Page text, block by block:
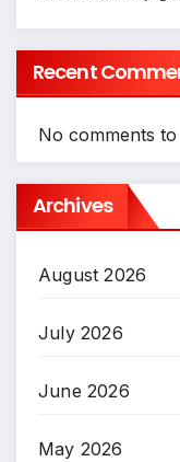
Recent
No comments to
Archives
August 2026
July 2026
June 2026
May 2026